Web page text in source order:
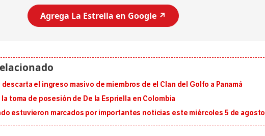
Agrega La Estrella en Google ↗️
el ingreso masivo de miembros de el Clan del Golfo a Panamá
toma de posesión de De la Espriella en Colombia
estuvieron marcados por importantes noticias este miércoles 5 de agosto